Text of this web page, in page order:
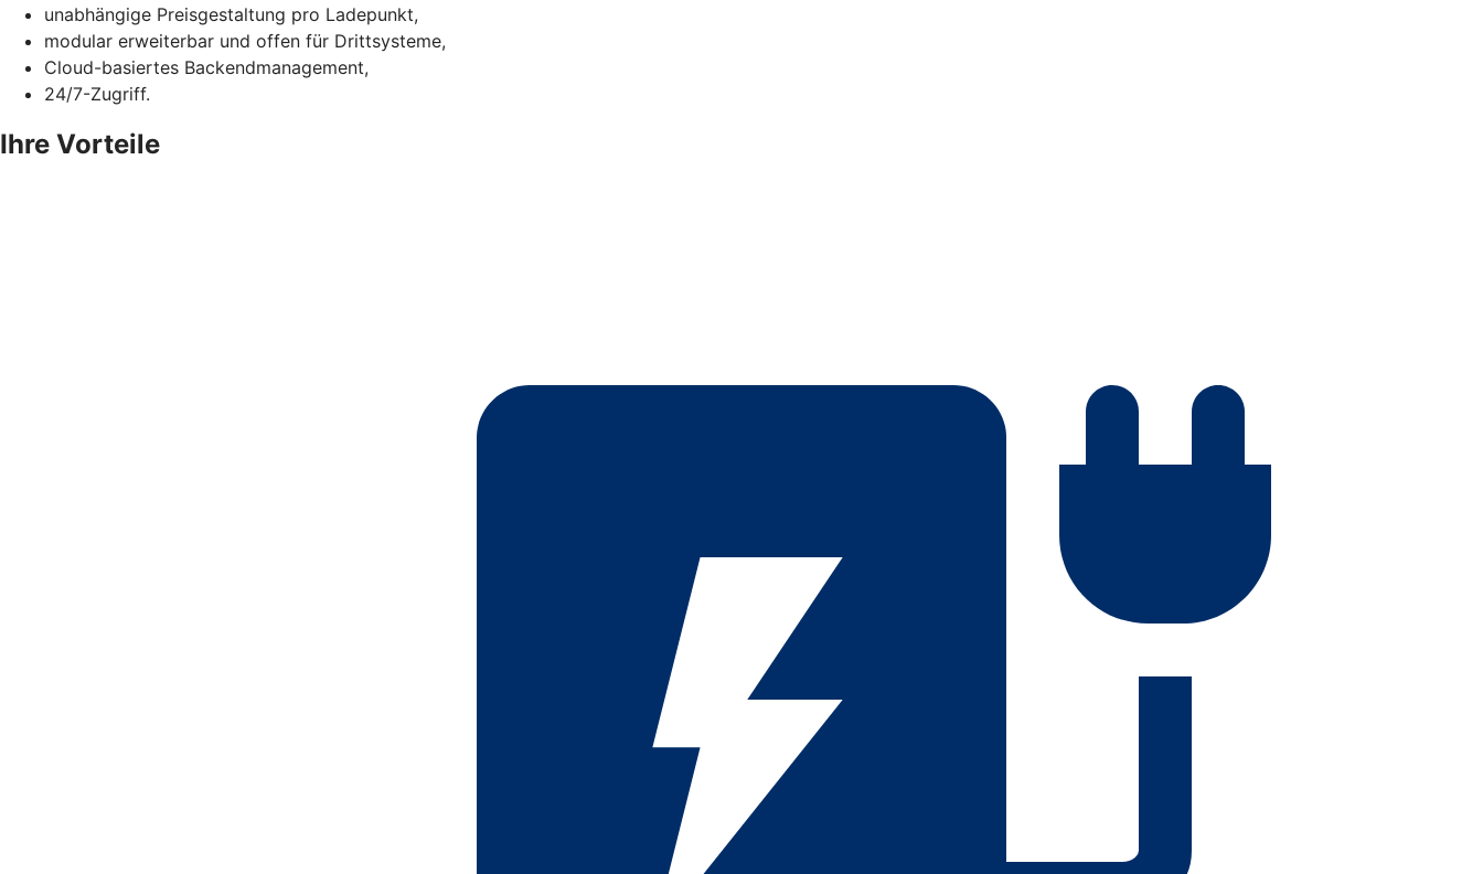
unabhängige Preisgestaltung pro Ladepunkt,
modular erweiterbar und offen für Drittsysteme,
Cloud-basiertes Backendmanagement,
24/7-Zugriff.
Ihre Vorteile